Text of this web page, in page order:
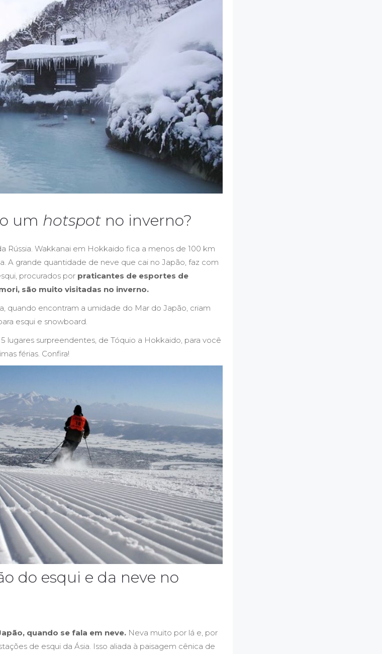
um hotspot no inverno?
Rússia. Wakkanai em Hokkaido fica a menos de 100 km
A grande quantidade de neve que cai no Japão, faz com
procurados por praticantes de esportes de
são muito visitadas no inverno.
quando encontram a umidade do Mar do Japão, criam
esqui e snowboard.
lugares surpreendentes, de Tóquio a Hokkaido, para você
férias. Confira!
do esqui e da neve no
quando se fala em neve. Neva muito por lá e, por
de esqui da Ásia. Isso aliada à paisagem cênica de